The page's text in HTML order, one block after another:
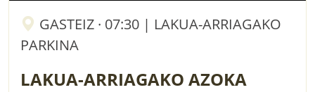
GASTEIZ · 07:30 | LAKUA-ARRIAGAKO
PARKINA
LAKUA-ARRIAGAKO AZOKA